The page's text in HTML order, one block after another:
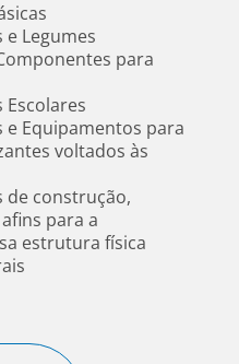
Legumes
para
Escolares
e Equipamentos para
voltados às
de construção,
para a
estrutura física